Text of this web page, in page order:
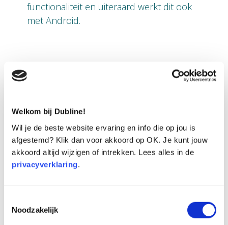
Welkom bij Dubline!
Wil je de beste website ervaring en info die op jou is
afgestemd? Klik dan voor akkoord op OK. Je kunt jouw
akkoord altijd wijzigen of intrekken. Lees alles in de
privacyverklaring.
Noodzakelijk
functionaliteit en uiteraard werkt dit ook
met Android.
Eenvoudig van nummer wisselen in
de app
Het is eenvoudig om van nummer te
wisselen in de app Dit doe je voordat je
iemand gaat bellen in het toetsenbord als
je het nummer intypt, of als je via
contacten de persoon kiest die je wil